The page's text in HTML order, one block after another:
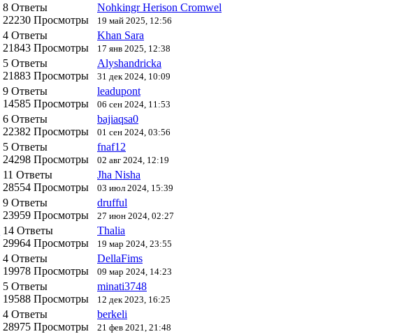
8 Ответы
22230 Просмотры
Nohkingr Herison Cromwel
19 май 2025, 12:56
4 Ответы
21843 Просмотры
Khan Sara
17 янв 2025, 12:38
5 Ответы
21883 Просмотры
Alyshandricka
31 дек 2024, 10:09
9 Ответы
14585 Просмотры
leadupont
06 сен 2024, 11:53
6 Ответы
22382 Просмотры
bajiaqsa0
01 сен 2024, 03:56
5 Ответы
24298 Просмотры
fnaf12
02 авг 2024, 12:19
11 Ответы
28554 Просмотры
Jha Nisha
03 июл 2024, 15:39
9 Ответы
23959 Просмотры
drufful
27 июн 2024, 02:27
14 Ответы
29964 Просмотры
Thalia
19 мар 2024, 23:55
4 Ответы
19978 Просмотры
DellaFims
09 мар 2024, 14:23
5 Ответы
19588 Просмотры
minati3748
12 дек 2023, 16:25
4 Ответы
28975 Просмотры
berkeli
21 фев 2021, 21:48